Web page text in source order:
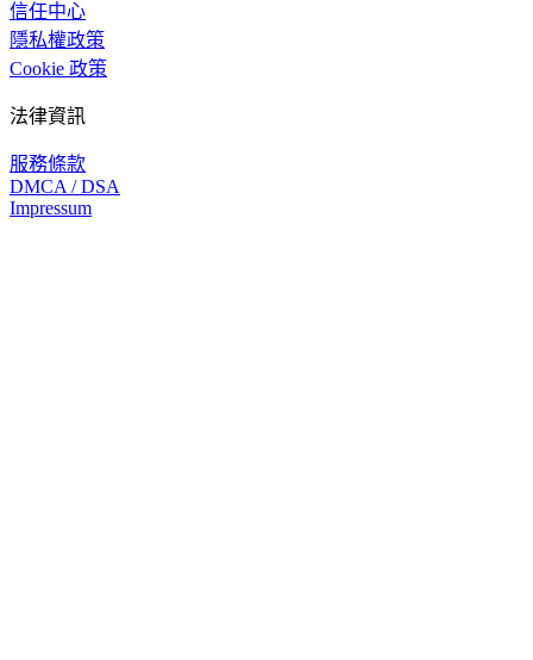
信任中心
隱私權政策
Cookie 政策
法律資訊
服務條款
DMCA / DSA
Impressum